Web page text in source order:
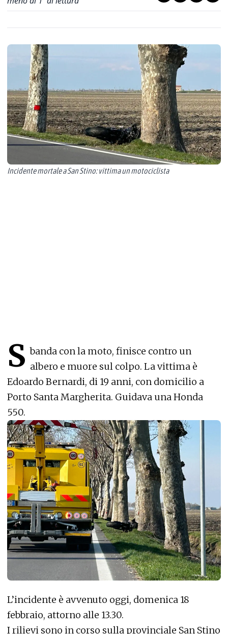
Incidente mortale a San Stino: vittima un motociclista
S banda con la moto, finisce contro un
albero e muore sul colpo. La vittima è
Edoardo Bernardi, di 19 anni, con domicilio a
Porto Santa Margherita. Guidava una Honda
550.
L’incidente è avvenuto oggi, domenica 18
febbraio, attorno alle 13.30.
I rilievi sono in corso sulla provinciale San Stino